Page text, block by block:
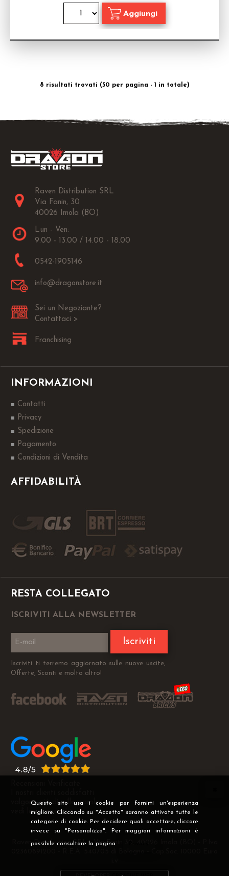
Questo sito usa i cookie per fornirti un'esperienza
migliore. Cliccando su "Accetta" saranno attivate tutte le
categorie di cookie. Per decidere quali accettare, cliccare
invece su "Personalizza". Per maggiori informazioni è
possibile consultare la pagina .
8 risultati trovati (50 per pagina - 1 in totale)
Raven Distribution SRL
Via Fanin, 30
40026 Imola (BO)
Lun - Ven:
9.00 - 13.00 / 14.00 - 18.00
0542-1905146
info@dragonstore.it
Sei un Negoziante?
Contattaci >
Franchising
INFORMAZIONI
Contatti
Privacy
Spedizione
Pagamento
Condizioni di Vendita
AFFIDABILITÀ
RESTA COLLEGATO
ISCRIVITI ALLA NEWSLETTER
Iscriviti
Iscriviti ti terremo aggiornato sulle nuove uscite,
Offerte, Sconti e molto altro!
valgono più di mille parole
vedi le recensioni >
Raven Distribution SRL - Via Fanin 30, 40026 Imola (BO) - P.Iva